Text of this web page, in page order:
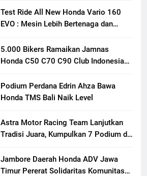
Test Ride All New Honda Vario 160
EVO : Mesin Lebih Bertenaga dan
5.000 Bikers Ramaikan Jamnas
Honda C50 C70 C90 Club Indonesia
Persaudaraan Pecinta Motor Klasik
Honda
Podium Perdana Edrin Ahza Bawa
Honda TMS Bali Naik Level
Astra Motor Racing Team Lanjutkan
Tradisi Juara, Kumpulkan 7 Podium di
Jambore Daerah Honda ADV Jawa
Timur Pererat Solidaritas Komunitas